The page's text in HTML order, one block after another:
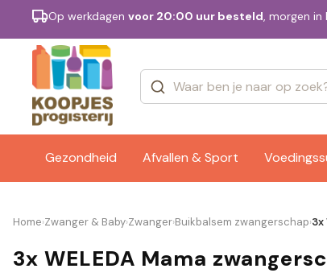
Op werkdagen voor 20:00 uur besteld, morgen in
Gezondheid Afvallen & Sport
Merken
Home›Zwanger & Baby›Zwanger›Buikbalsem zwangerschap›3x
3x WELEDA Mama